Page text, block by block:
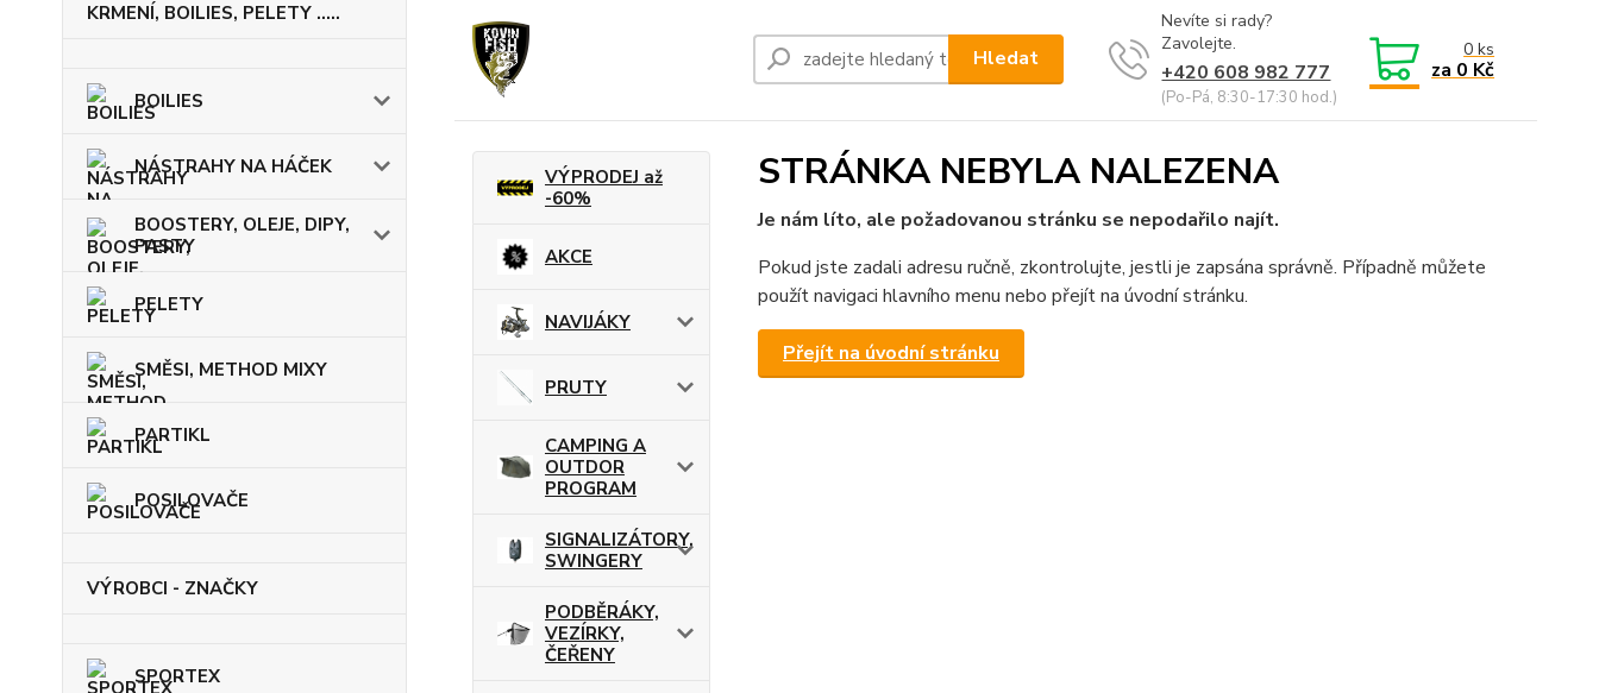
KRMENÍ, BOILIES, PELETY .....
BOILIES
NÁSTRAHY NA HÁČEK
BOOSTERY, OLEJE, DIPY,
PASTY
PELETY
SMĚSI, METHOD MIXY
PARTIKL
POSILOVAČE
VÝROBCI - ZNAČKY
SPORTEX
Hledat
Nevíte si rady?
Zavolejte.
+420 608 982 777
(Po-Pá, 8:30-17:30 hod.)
0ks
za 0 Kč
VÝPRODEJ až
-60%
AKCE
NAVIJÁKY
PRUTY
CAMPING A
OUTDOR
PROGRAM
SIGNALIZÁTORY,
SWINGERY
PODBĚRÁKY,
VEZÍRKY,
ČEŘENY
STRÁNKA NEBYLA NALEZENA
Je nám líto, ale požadovanou stránku se nepodařilo najít.
Pokud jste zadali adresu ručně, zkontrolujte, jestli je zapsána správně. Případně můžete
použít navigaci hlavního menu nebo přejít na úvodní stránku.
Přejít na úvodní stránku